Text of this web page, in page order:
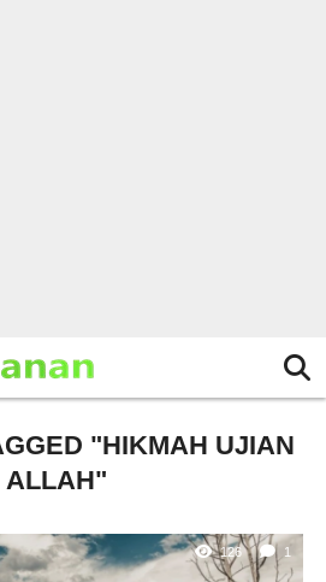
"HIKMAH UJIAN
ALLAH"
126 1